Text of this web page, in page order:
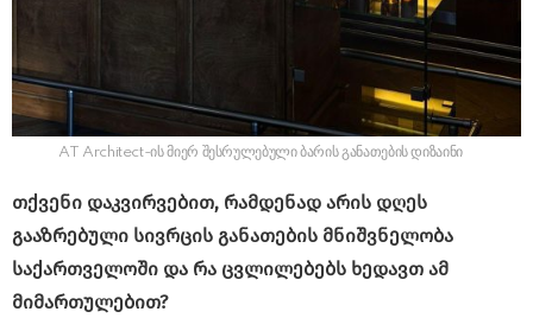
AT Architect-ის მიერ შესრულებული ბარის განათების დიზაინი
თქვენი დაკვირვებით, რამდენად არის დღეს
გააზრებული სივრცის განათების მნიშვნელობა
საქართველოში და რა ცვლილებებს ხედავთ ამ
მიმართულებით?